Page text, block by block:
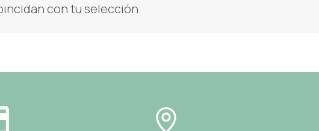
con tu selección.